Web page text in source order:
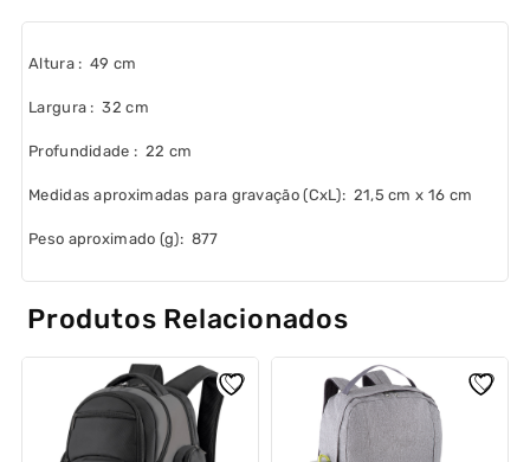
Altura: 49 cm
Largura : 32 cm
Profundidade : 22 cm
Medidas aproximadas para gravação(CxL): 21,5 cm x 16 cm
Peso aproximado (g): 877
Produtos Relacionados